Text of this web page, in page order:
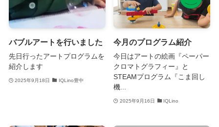
バブルアートを行いました
先日行ったアートプログラムを
紹介します
2025年9月18日 IQLino豊中
今月のプログラム紹介
今日はアートの絵画『ペーパー
クロマトグラフィー』と
STEAMプログラム『こま回し
機...
2025年9月16日 IQLino